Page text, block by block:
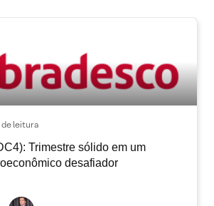
de leitura
Trimestre sólido em um
desafiador